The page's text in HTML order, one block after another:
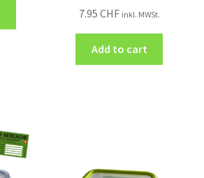
7.95 CHF inkl. MWSt.
Add to cart